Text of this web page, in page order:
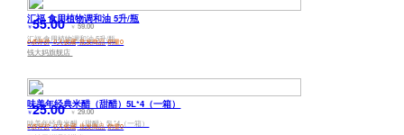
汇福 食用植物调和油 5升/瓶
汇福 食用植物调和油 5升/瓶
￥55.00 ￥59.00
0条评价 0人收藏 批发商品销量0
钱大妈旗舰店
味美年经典米醋（甜醋）5L*4（一箱）
味美年经典米醋（甜醋）5L*4（一箱）
￥25.00 ￥29.00
0条评价 0人收藏 批发商品销量0